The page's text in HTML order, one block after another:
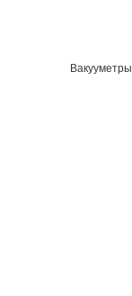
Вакууметры